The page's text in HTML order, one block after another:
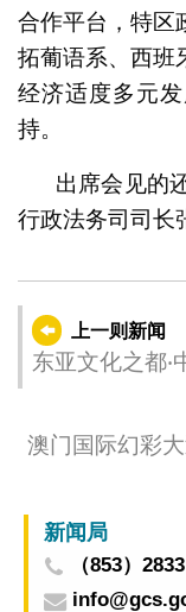
合作平台，特区
拓葡语系、西班
经济适度多元
持。
出席会见的
行政法务司司长
上一则新闻
东亚文化之都‧
澳门国际幻彩
新闻局
（853）